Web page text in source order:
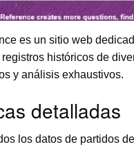
es un sitio web
históricos de
y análisis exhaustivos.
detalladas
los datos de partidos